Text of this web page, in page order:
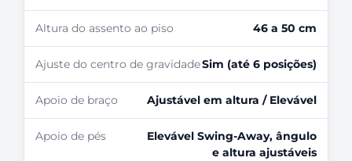
Altura do assento ao piso 46 a 50 cm
Ajuste do centro de gravidadeSim (até 6 posições)
Apoio de braço Ajustável em altura / Elevável
Apoio de pés
Elevável Swing-Away, ângulo
e altura ajustáveis